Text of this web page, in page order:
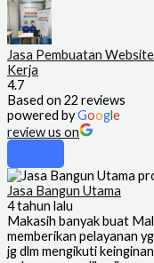
Jasa Pembuatan
Kerja
4.7
Based on 22 reviews
powered byGoogle
review us on
Jasa Bangun Utama
4 tahun lalu
Makasih banyak buat
memberikan pelayanan
jg dlm mengikuti